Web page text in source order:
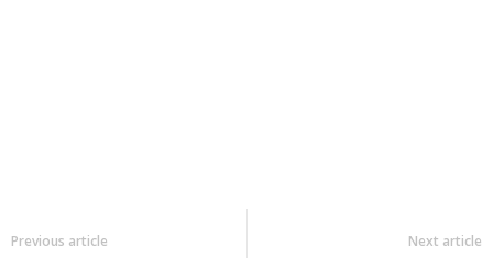
Previous article Next article